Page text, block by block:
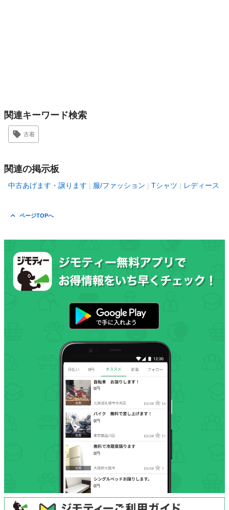
関連キーワード検索
古着
関連の掲示板
中古あげます・譲ります 服/ファッション Tシャツ レディース
ページTOPへ